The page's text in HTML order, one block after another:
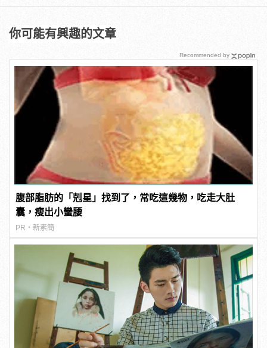
你可能有興趣的文章
腹部脂肪的「剋星」找到了，常吃這幾物，吃走大肚
囊，瘦出小蠻腰
PR・新素簡
Recommended by